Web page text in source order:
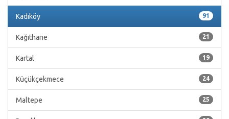
91
Kadıköy
21
Kağıthane
19
Kartal
24
Küçükçekmece
25
Maltepe